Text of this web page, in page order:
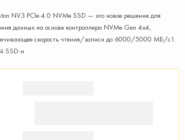
NV3 PCIe 4.0 NVMe SSD — это новое решение для
данных на основе контроллера NVMe Gen 4x4,
скорость чтения/записи до 6000/5000 МБ/с1.
SSD-н